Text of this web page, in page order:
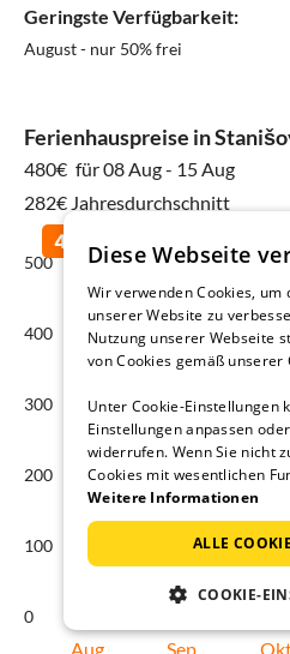
Geringste Verfügbarkeit:
August - nur 50% frei
Ferienhauspreise in
480€ für 08 Aug - 15 Aug
282€ Jahresdurchschnitt
500
400
300
200
100
0
Aug Sep
Diese Webseite
Wir verwenden Cookies,
unserer Website zu
Nutzung unserer Webseite
von Cookies gemäß unserer
Unter Cookie-Einstellungen
Einstellungen anpassen
widerrufen. Wenn Sie nicht
Cookies mit wesentlichen
Weitere Informationen
ALLE
COOKIE-